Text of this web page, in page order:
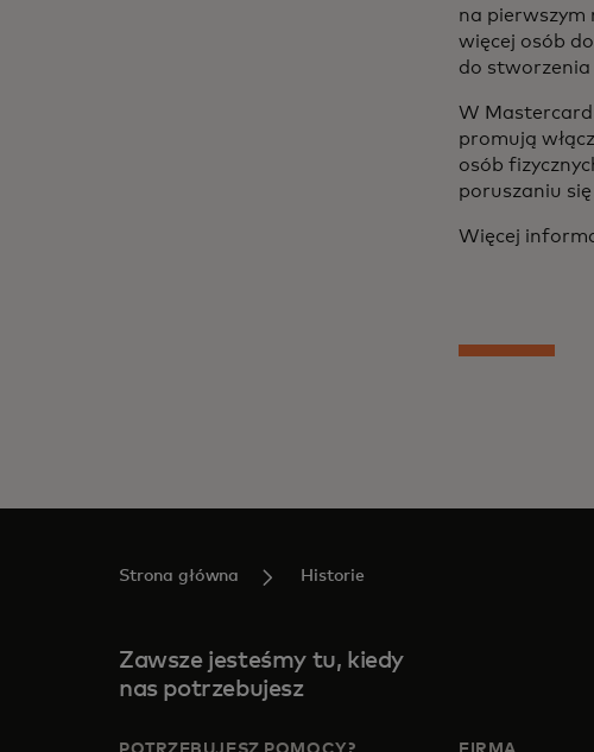
na pierwszym
więcej osób
do
W Mastercard
promują
osób
poruszaniu
Więcej
Strona główna Historie
Zawsze jesteśmy tu, kiedy
nas potrzebujesz